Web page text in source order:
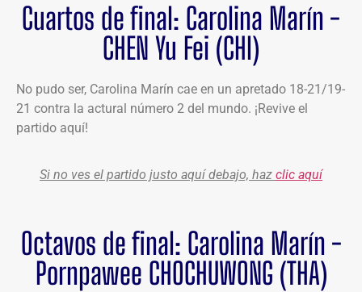
Cuartos de final: Carolina Marín -
CHEN Yu Fei (CHI)
No pudo ser, Carolina Marín cae en un apretado 18-21/19-
21 contra la actural número 2 del mundo. ¡Revive el
partido aquí!
Si no ves el partido justo aquí debajo, haz clic aquí
Octavos de final: Carolina Marín -
Pornpawee CHOCHUWONG (THA)